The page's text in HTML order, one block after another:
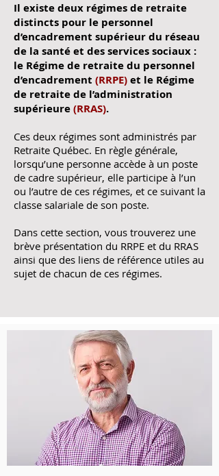
Il existe deux régimes de retraite
distincts pour le personnel
d’encadrement supérieur du réseau
de la santé et des services sociaux :
le Régime de retraite du personnel
d’encadrement (RRPE)et le Régime
de retraite de l’administration
supérieure(RRAS).
Ces deux régimes sont administrés par
Retraite Québec. En règle générale,
lorsqu’une personne accède à un poste
de cadre supérieur, elle participe à l’un
ou l’autre de ces régimes, et ce suivant la
classe salariale de son poste.
Dans cette section, vous trouverez une
brève présentation du RRPE et du RRAS
ainsi que des liens de référence utiles au
sujet de chacun de ces régimes.